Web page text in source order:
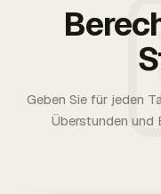
Geben Sie für jeden
Überstunden und